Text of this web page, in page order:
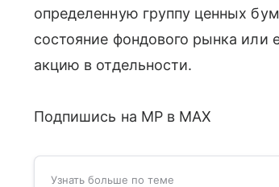
определенную группу ценных
состояние фондового рынка или
акцию в отдельности.
Подпишись на MP в MAX
Узнать больше по теме